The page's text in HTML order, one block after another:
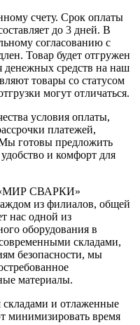
счету. Срок оплаты
до 3 дней. В
согласованию с
Товар будет отгружен
денежных средств на наш
товары со статусом
могут отличаться.
условия оплаты,
платежей,
готовы предложить
и комфорт для
«МИР СВАРКИ»
из филиалов, общей
нас одной из
оборудования в
складами,
безопасности, мы
материалы.
и отлаженные
минимизировать время